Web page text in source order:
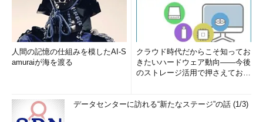
人間の記憶の仕組みを模したAI-S
amuraiが海を渡る
クラウド時代だからこそ知ってお
きたいハードウェア動向――今後
のストレージ活用で押さえておき
データセンターに訪れる“新たなステージ”の話 (1/3)